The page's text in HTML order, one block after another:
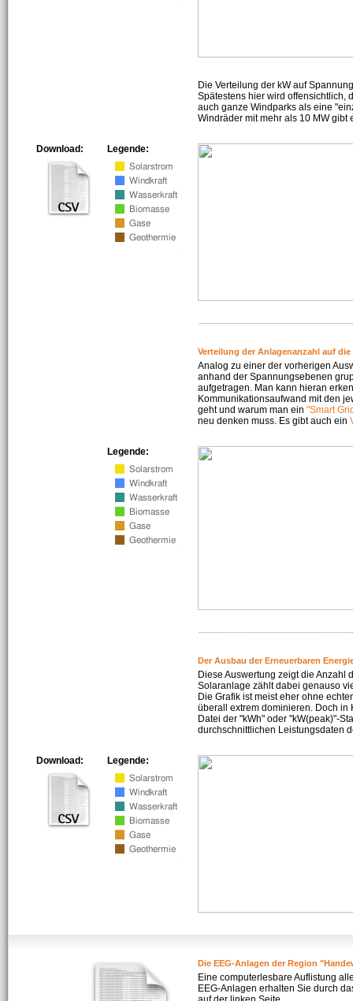
Die Verteilung der kW auf
Spätestens hier wird offensichtlich,
auch ganze Windparks als eine
Windräder mit mehr als 10 MW gibt
Legende:
Download:
Verteilung der Anlagenanzahl auf die
Analog zu einer der vorherigen
anhand der Spannungsebenen
aufgetragen. Man kann hieran
Kommunikationsaufwand mit den
geht und warum man ein "Smart
neu denken muss. Es gibt auch ein
Legende:
Der Ausbau der Erneuerbaren
Diese Auswertung zeigt die Anzahl
Solaranlage zählt dabei genauso
Die Grafik ist meist eher ohne
überall extrem dominieren. Doch in
Datei der "kWh" oder "kW(peak)"-
durchschnittlichen Leistungsdaten
Legende:
Download:
Die EEG-Anlagen der Region
Eine computerlesbare Auflistung
EEG-Anlagen erhalten Sie durch